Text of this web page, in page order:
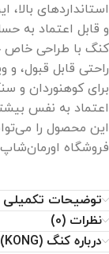
استانداردهای
و قابل اعتماد به
کنگ با طراحی خاص
راحتی قابل قبول،
برای کوهنوردان و
اعتماد به نفس
این محصول را
فروشگاه
توضیحات تکمیلی
نظرات (0)
درباره کنگ (KONG)